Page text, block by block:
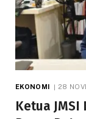
EKONOMI 28
Ketua